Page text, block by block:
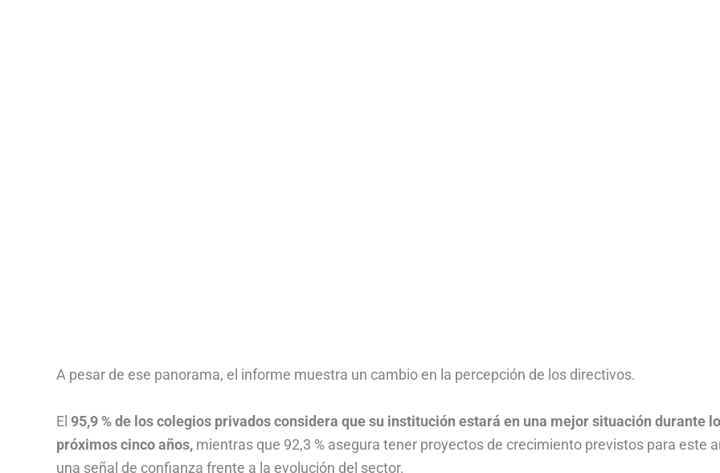
A pesar de ese panorama, el informe muestra un cambio en la percepción de los directivos.
El 95,9 % de los colegios privados considera que su institución estará en una mejor situación durante
próximos cinco años, mientras que 92,3 % asegura tener proyectos de crecimiento previstos para este
una señal de confianza frente a la evolución del sector.